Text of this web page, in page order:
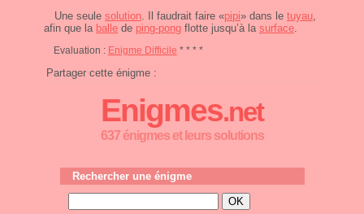
Une seule solution . Il faudrait faire «pipi» dans le tuyau
afin que la balle de ping-pong flotte jusqu’à la surface
Evaluation : Enigme Difficile * * * *
Partager cette énigme :
Enigmes.net
637 énigmes et leurs solutions
Rechercher une énigme